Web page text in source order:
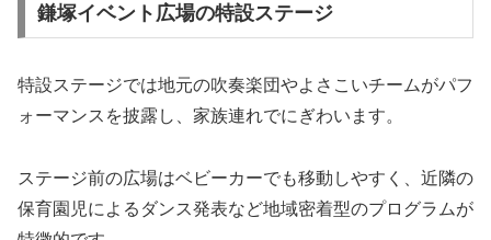
鎌塚イベント広場の特設ステージ
特設ステージでは地元の吹奏楽団やよさこいチームがパフ
ォーマンスを披露し、家族連れでにぎわいます。
ステージ前の広場はベビーカーでも移動しやすく、近隣の
保育園児によるダンス発表など地域密着型のプログラムが